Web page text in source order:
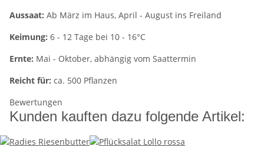
Aussaat: Ab März im Haus, April - August ins Freiland
Keimung: 6 - 12 Tage bei 10 - 16°C
Ernte: Mai - Oktober, abhängig vom Saattermin
Reicht für: ca. 500 Pflanzen
Bewertungen
Kunden kauften dazu folgende Artikel: